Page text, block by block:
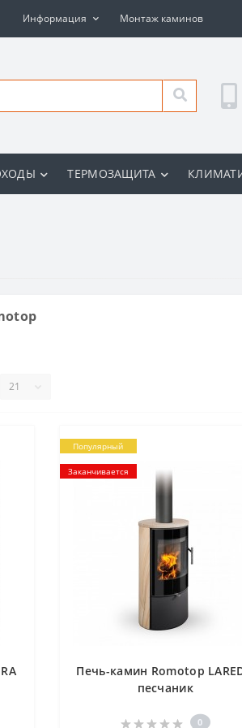
Информация Монтаж каминов
ТЕРМОЗАЩИТА
Популярный
Заканчивается
Печь-камин Romotop
песчаник
0